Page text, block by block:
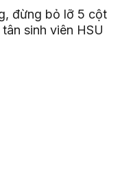
đừng bỏ lỡ 5 cột
sinh viên HSU